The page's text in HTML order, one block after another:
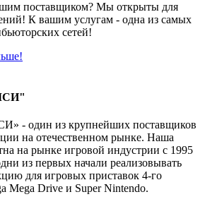
поставщиком? Мы открыты для
К вашим услугам - одна из самых
сетей!
- один из крупнейших поставщиков
на отечественном рынке. Наша
на рынке игровой индустрии с 1995
из первых начали реализовывать
для игровых приставок 4-го
Mega Drive и Super Nintendo.